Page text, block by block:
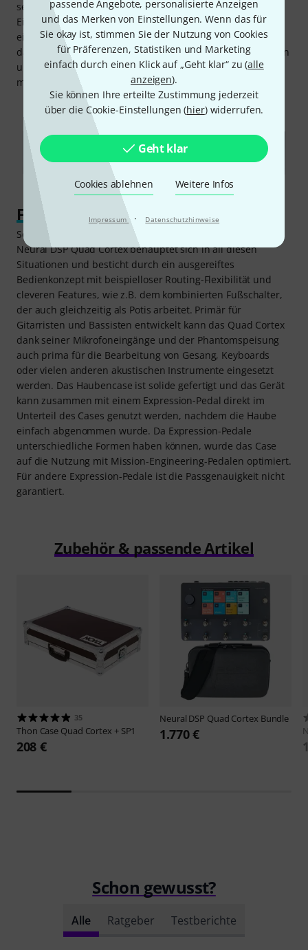
passende Angebote, personalisierte Anzeigen
und das Merken von Einstellungen. Wenn das für
Sie okay ist, stimmen Sie der Nutzung von Cookies
für Präferenzen, Statistiken und Marketing
einfach durch einen Klick auf „Geht klar“ zu (alle
anzeigen).
Sie können Ihre erteilte Zustimmung jederzeit
über die Cookie-Einstellungen (hier) widerrufen.
Geht klar
Cookies ablehnen Weitere Infos
Impressum · Datenschutzhinweise
seinen vielseitigen Anschlüssen, die es für nahezu jeden
Einsatz qualifiziert. Hinzu kommt die Möglichkeit, mittels
einzigartiger „Neural Capture Technologie“ den Klang und
das Klangverhalten von Verstärkern oder Rigs nachzubilden
und sie dauerhaft zu sichern, sodass die Vielfalt an
möglichen Sounds stetig erweitert werden kann.
Für live und Studio geeignet
Sei es im Studio, im Proberaum oder beim Live-Gig: Das
Neural DSP Quad Cortex behauptet sich in all diesen
Situationen und besticht durch ein ausgereiftes
Bedienkonzept mit beispielloser Routing-Flexibilität und
cleveren Features, wie z.B. dem kombinierten Fußschalter,
der auch gleichzeitig als Potis arbeitet. Primär für
Gitarristen und Bassisten entwickelt kann das Quad Cortex
dank seiner Mikrofoneingänge und der Phantomspeisung
auch prima für die Bearbeitung von Gesang, Keyboards
oder vielen anderen akustischen Instrumente eingesetzt
werden. Das Haubencase ist solide gefertigt und das Gerät
kann zusammen mit einem Expression-Pedal direkt im
Unterteil des Cases genutzt werden, nachdem die Haube
einfach abgenommen wurde. Da Expression-Pedale
unterschiedliche Formen haben können, wurde das Case
auf die Nutzung mit Mission-Engineering-Pedalen optimiert.
Für andere Expression-Pedale ist die Passgenauigkeit nicht
garantiert.
Zubehör & passende Artikel
35
Thon Case Quad Cortex + SP1
208 €
Neural DSP Quad Cortex Bundle
1.770 €
Schon gewusst?
Alle Ratgeber Testberichte